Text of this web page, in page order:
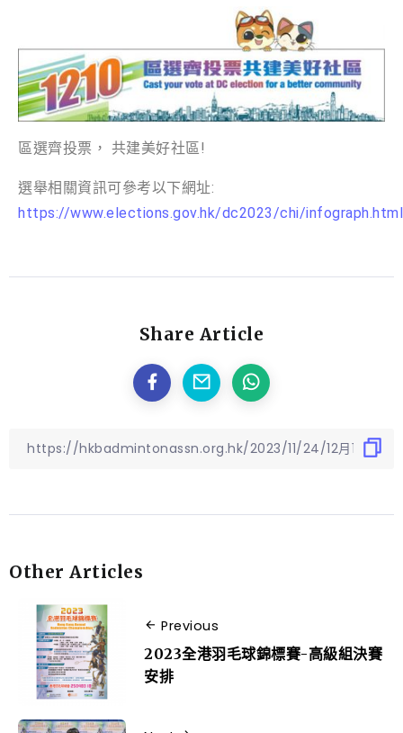
區選齊投票， 共建美好社區!
選舉相關資訊可參考以下網址:
https://www.elections.gov.hk/dc2023/chi/infograph.html
Share Article
Other Articles
Previous
2023全港羽毛球錦標賽-高級組決賽
安排